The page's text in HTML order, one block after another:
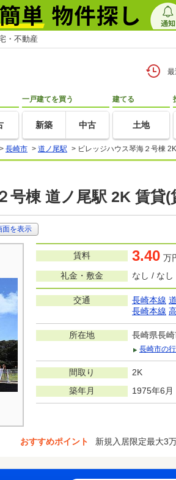
・不動産
一戸建てを買う
新築 中古
建てる
土地
> 長崎市 > 道ノ尾駅 > ビレッジハウス琴海２号棟 2K
号棟 道ノ尾駅 2K 賃貸
を表示
賃料 3.40 万
礼金・敷金
なし / なし
交通 長崎本線
長崎本線
所在地 長崎県長
長崎市の
間取り 2K
築年月 1975年6月
おすすめポイント 新規入居限定最大3